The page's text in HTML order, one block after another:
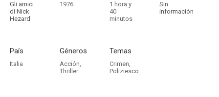
Gli amici
di Nick
Hezard
1976
1 hora y
40
minutos
Sin
información
País
Italia
Géneros
Acción,
Thriller
Temas
Crimen,
Poliziesco